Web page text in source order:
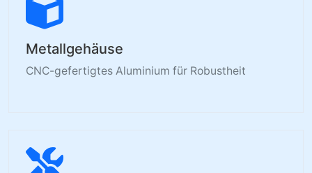
Metallgehäuse
CNC-gefertigtes Aluminium für Robustheit